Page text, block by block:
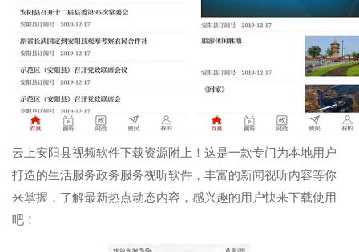
云上安阳县视频软件下载资源附上！这是一款专门为本地用户
打造的生活服务政务服务视听软件，丰富的新闻视听内容等你
来掌握，了解最新热点动态内容，感兴趣的用户快来下载使用
吧！